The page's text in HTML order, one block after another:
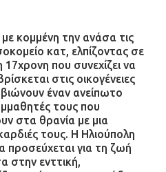
κομμένη την ανάσα τις
κατ, ελπίζοντας σε
17χρονη που συνεχίζει να
στις οικογένειες
έναν ανείπωτο
τους που
στα θρανία με μια
τους. Η Ηλιούπολη
προσεύχεται για τη ζωή
στην ενττική,